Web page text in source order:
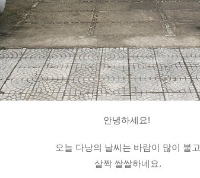
안녕하세요!
오늘 다낭의 날씨는 바람이 많이 불고
살짝 쌀쌀하네요.